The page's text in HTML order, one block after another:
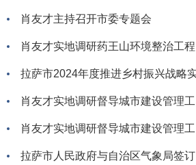
肖友才主持召开市委专题会